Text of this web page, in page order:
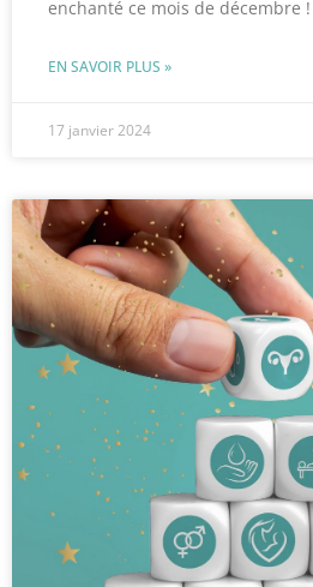
enchanté ce mois de décembre !
EN SAVOIR PLUS »
17 janvier 2024